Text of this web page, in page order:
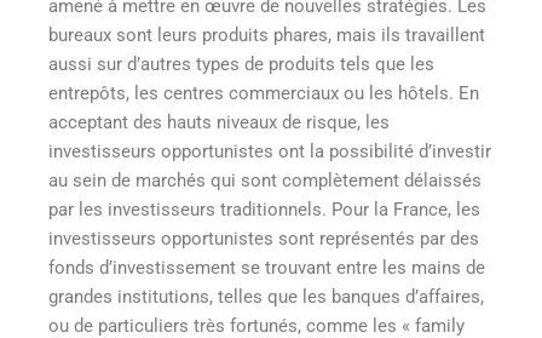
amené à mettre en œuvre de nouvelles stratégies. Les
bureaux sont leurs produits phares, mais ils travaillent
aussi sur d’autres types de produits tels que les
entrepôts, les centres commerciaux ou les hôtels. En
acceptant des hauts niveaux de risque, les
investisseurs opportunistes ont la possibilité d’investir
au sein de marchés qui sont complètement délaissés
par les investisseurs traditionnels. Pour la France, les
investisseurs opportunistes sont représentés par des
fonds d’investissement se trouvant entre les mains de
grandes institutions, telles que les banques d’affaires,
ou de particuliers très fortunés, comme les « family